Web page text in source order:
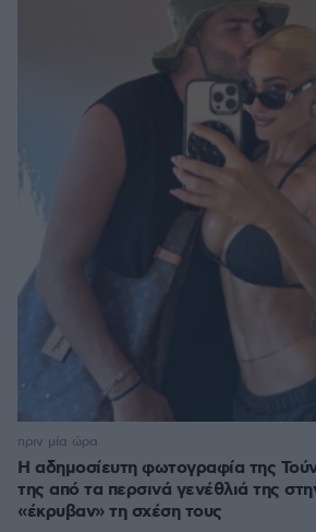
Η αδημοσίευτη φωτογραφία της
της από τα περσινά γενέθλιά της
«έκρυβαν» τη σχέση τους
πριν μία ώρα